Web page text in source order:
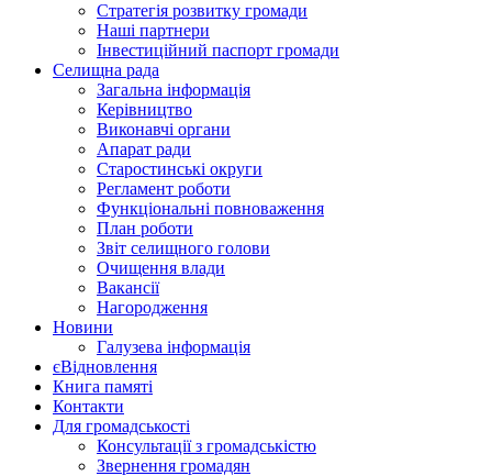
Стратегія розвитку громади
Наші партнери
Інвестиційний паспорт громади
Селищна рада
Загальна інформація
Керівництво
Виконавчі органи
Апарат ради
Старостинські округи
Регламент роботи
Функціональні повноваження
План роботи
Звіт селищного голови
Очищення влади
Вакансії
Нагородження
Новини
Галузева інформація
єВідновлення
Книга памяті
Контакти
Для громадськості
Консультації з громадськістю
Звернення громадян